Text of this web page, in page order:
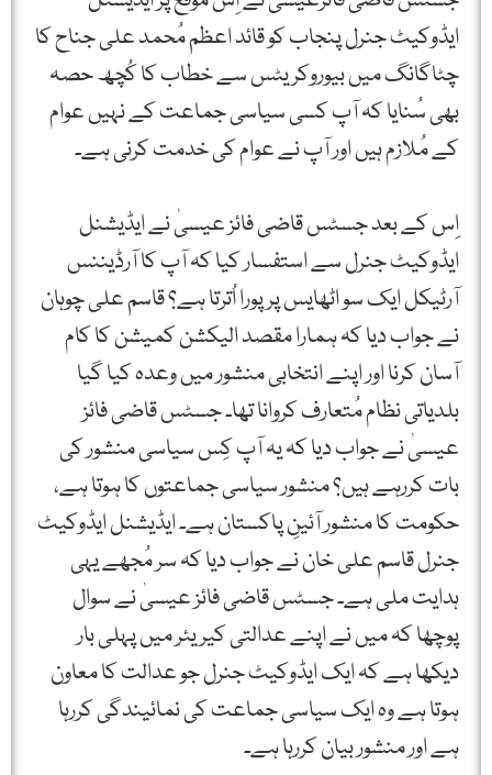
ایڈوکیٹ جنرل پنجاب کو قائد اعظم مُحمد علی جناح کا
چٹاگانگ میں بیوروکریٹس سے خطاب کا کُچھ حصہ
بھی سُنایا کہ آپ کسی سیاسی جماعت کے نہیں عوام
کے مُلازم ہیں اور آپ نے عوام کی خدمت کرنی ہے۔
اِس کے بعد جسٹس قاضی فائز عیسیٰ نے ایڈیشنل
ایڈوکیٹ جنرل سے استفسار کیا کہ آپ کا آرڈیننس
آرٹیکل ایک سو اٹھایس پر پورا اُترتا ہے؟ قاسم علی چوہان
نے جواب دیا کہ ہمارا مقصد الیکشن کمیشن کا کام
آسان کرنا اور اپنے انتخابی منشور میں وعدہ کیا گیا
بلدیاتی نظام مُتعارف کروانا تھا۔ جسٹس قاضی فائز
عیسیٰ نے جواب دیا کہ یہ آپ کِس سیاسی منشور کی
بات کررہے ہیں؟ منشور سیاسی جماعتوں کا ہوتا ہے،
حکومت کا منشور آئینِ پاکستان ہے۔ ایڈیشنل ایڈوکیٹ
جنرل قاسم علی خان نے جواب دیا کہ سر مُجھے یہی
ہدایت ملی ہے۔ جسٹس قاضی فائز عیسیٰ نے سوال
پوچھا کہ میں نے اپنے عدالتی کیریئر میں پہلی بار
دیکھا ہے کہ ایک ایڈوکیٹ جنرل جو عدالت کا معاون
ہوتا ہے وہ ایک سیاسی جماعت کی نمائیندگی کررہا
ہے اور منشور بیان کررہا ہے۔